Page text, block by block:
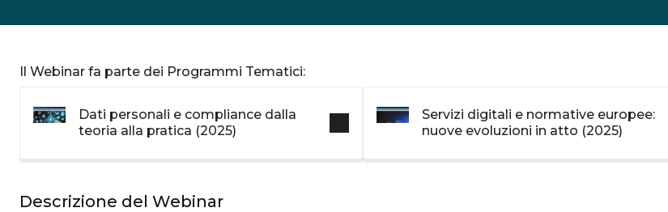
Il Webinar fa parte dei Programmi Tematici:
Dati personali e compliance dalla
teoria alla pratica (2025)
Servizi digitali e normative europee:
nuove evoluzioni in atto (2025)
Descrizione del Webinar